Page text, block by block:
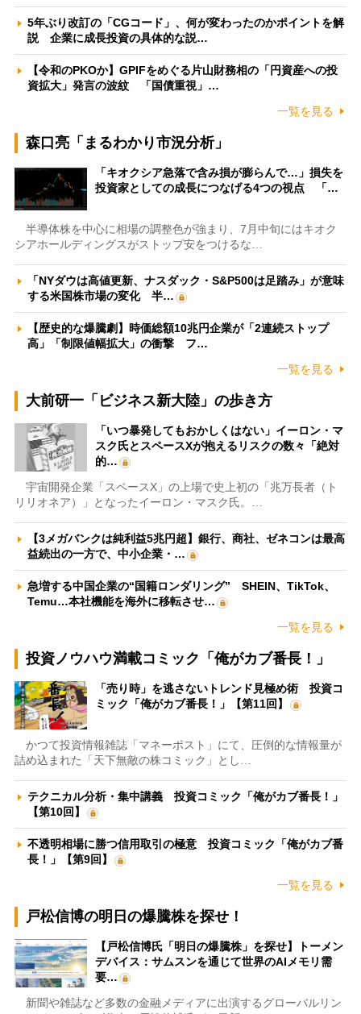
5年ぶり改訂の「CGコード」、何が変わったのかポイントを解
説 企業に成長投資の具体的な説…
【令和のPKOか】GPIFをめぐる片山財務相の「円資産への投
資拡大」発言の波紋 「国債重視」…
一覧を見る
森口亮「まるわかり市況分析」
「キオクシア急落で含み損が膨らんで…」損失を
投資家としての成長につなげる4つの視点 「…
半導体株を中心に相場の調整色が強まり、7月中旬にはキオク
シアホールディングスがストップ安をつけるな…
「NYダウは高値更新、ナスダック・S&P500は足踏み」が意味
する米国株市場の変化 半…
【歴史的な爆騰劇】時価総額10兆円企業が「2連続ストップ
高」「制限値幅拡大」の衝撃 フ…
一覧を見る
大前研一「ビジネス新大陸」の歩き方
「いつ暴発してもおかしくはない」イーロン・マ
スク氏とスペースXが抱えるリスクの数々「絶対
的…
宇宙開発企業「スペースX」の上場で史上初の「兆万長者（ト
リリオネア）」となったイーロン・マスク氏。…
【3メガバンクは純利益5兆円超】銀行、商社、ゼネコンは最高
益続出の一方で、中小企業・…
急増する中国企業の“国籍ロンダリング” SHEIN、TikTok、
Temu…本社機能を海外に移転させ…
一覧を見る
投資ノウハウ満載コミック「俺がカブ番長！」
「売り時」を逃さないトレンド見極め術 投資コ
ミック「俺がカブ番長！」【第11回】
かつて投資情報雑誌「マネーポスト」にて、圧倒的な情報量が
詰め込まれた「天下無敵の株コミック」とし…
テクニカル分析・集中講義 投資コミック「俺がカブ番長！」
【第10回】
不透明相場に勝つ信用取引の極意 投資コミック「俺がカブ番
長！」【第9回】
一覧を見る
戸松信博の明日の爆騰株を探せ！
【戸松信博氏「明日の爆騰株」を探せ】トーメン
デバイス：サムスンを通じて世界のAIメモリ需
要…
新聞や雑誌など多数の金融メディアに出演するグローバルリン